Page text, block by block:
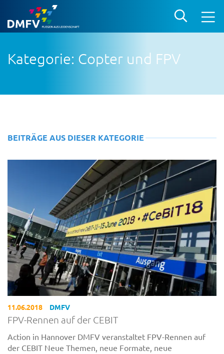
Kategorie: Copter und FPV
BEITRÄGE AUS DIESER KATEGORIE
11.06.2018 DMFV
FPV-Rennen auf der CEBIT
Action in Hannover DMFV veranstaltet FPV-Rennen auf
der CEBIT Neue Themen, neue Formate, neue